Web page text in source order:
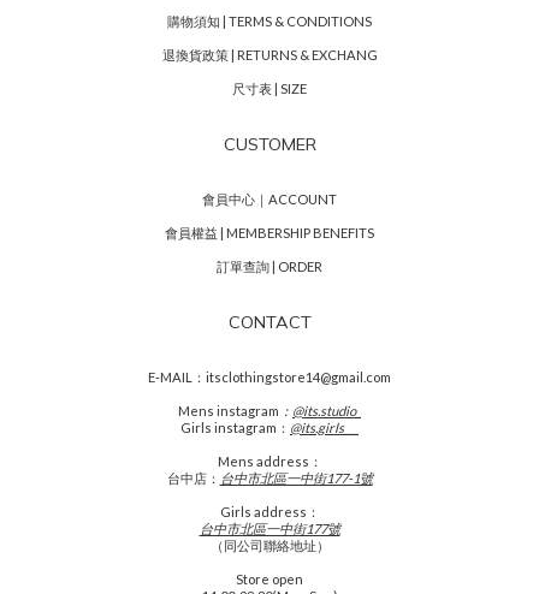
購物須知 | TERMS & CONDITIONS
退換貨政策 | RETURNS & EXCHANG
尺寸表 | SIZE
CUSTOMER
會員中心｜ACCOUNT
會員權益 | MEMBERSHIP BENEFITS
訂單查詢 | ORDER
CONTACT
E-MAIL：itsclothingstore14@gmail.com
Mens instagram ： @its.studio_
Girls instagram： @its.girls___
Mens address：
台中店： 台中市北區一中街177-1號
Girls address：
台中市北區一中街177號
（同公司聯絡地址）
Store open